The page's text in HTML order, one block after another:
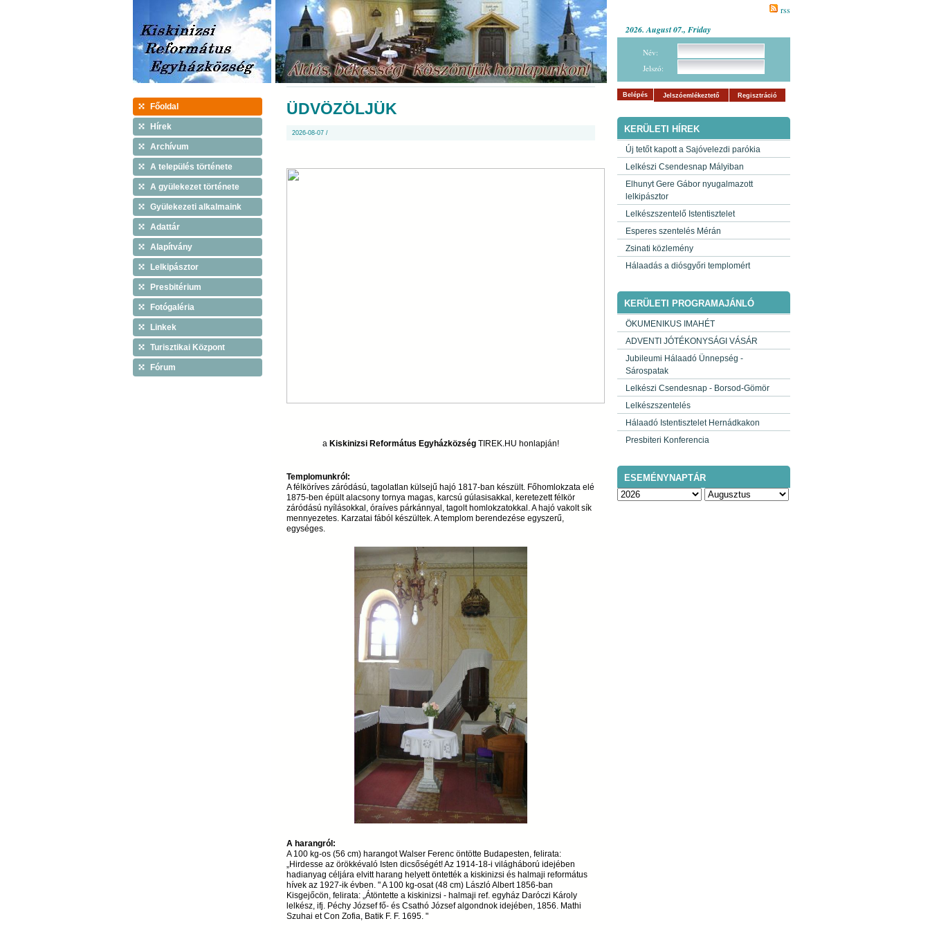
Főoldal
Hírek
Archívum
A település története
A gyülekezet története
Gyülekezeti alkalmaink
Adattár
Alapítvány
Lelkipásztor
Presbitérium
Fotógaléria
Linkek
Turisztikai Központ
Fórum
ÜDVÖZÖLJÜK
2026-08-07 /
a Kiskinizsi Református Egyházközség TIREK.HU honlapján!
Templomunkról:
A félköríves záródású, tagolatlan külsejű hajó 1817-ban készült. Főhomlokzata elé
1875-ben épült alacsony tornya magas, karcsú gúlasisakkal, keretezett félkör
záródású nyílásokkal, óraíves párkánnyal, tagolt homlokzatokkal. A hajó vakolt sík
mennyezetes. Karzatai fából készültek. A templom berendezése egyszerű,
egységes.
A harangról:
A 100 kg-os (56 cm) harangot Walser Ferenc öntötte Budapesten, felirata:
„Hirdesse az örökkévaló Isten dicsőségét! Az 1914-18-i világháború idejében
hadianyag céljára elvitt harang helyett öntették a kiskinizsi és halmaji református
hívek az 1927-ik évben. " A 100 kg-osat (48 cm) László Albert 1856-ban
Kisgejőcön, felirata: „Átöntette a kiskinizsi - halmaji ref. egyház Daróczi Károly
lelkész, ifj. Péchy József fő- és Csathó József algondnok idejében, 1856. Mathi
Szuhai et Con Zofia, Batik F. F. 1695. "
rss
2026. August 07., Friday
Név:
Jelszó:
Belépés Jelszóemlékeztető Regisztráció
KERÜLETI HÍREK
Új tetőt kapott a Sajóvelezdi parókia
Lelkészi Csendesnap Mályiban
Elhunyt Gere Gábor nyugalmazott
lelkipásztor
Lelkészszentelő Istentisztelet
Esperes szentelés Mérán
Zsinati közlemény
Hálaadás a diósgyőri templomért
KERÜLETI PROGRAMAJÁNLÓ
ÖKUMENIKUS IMAHÉT
ADVENTI JÓTÉKONYSÁGI VÁSÁR
Jubileumi Hálaadó Ünnepség -
Sárospatak
Lelkészi Csendesnap - Borsod-Gömör
Lelkészszentelés
Hálaadó Istentisztelet Hernádkakon
Presbiteri Konferencia
ESEMÉNYNAPTÁR